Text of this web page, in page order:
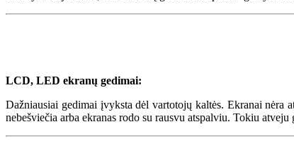
LCD, LED ekranų gedimai:
Dažniausiai gedimai įvyksta dėl vartotojų kaltės. Ekranai nėra
nebešviečia arba ekranas rodo su rausvu atspalviu. Tokiu